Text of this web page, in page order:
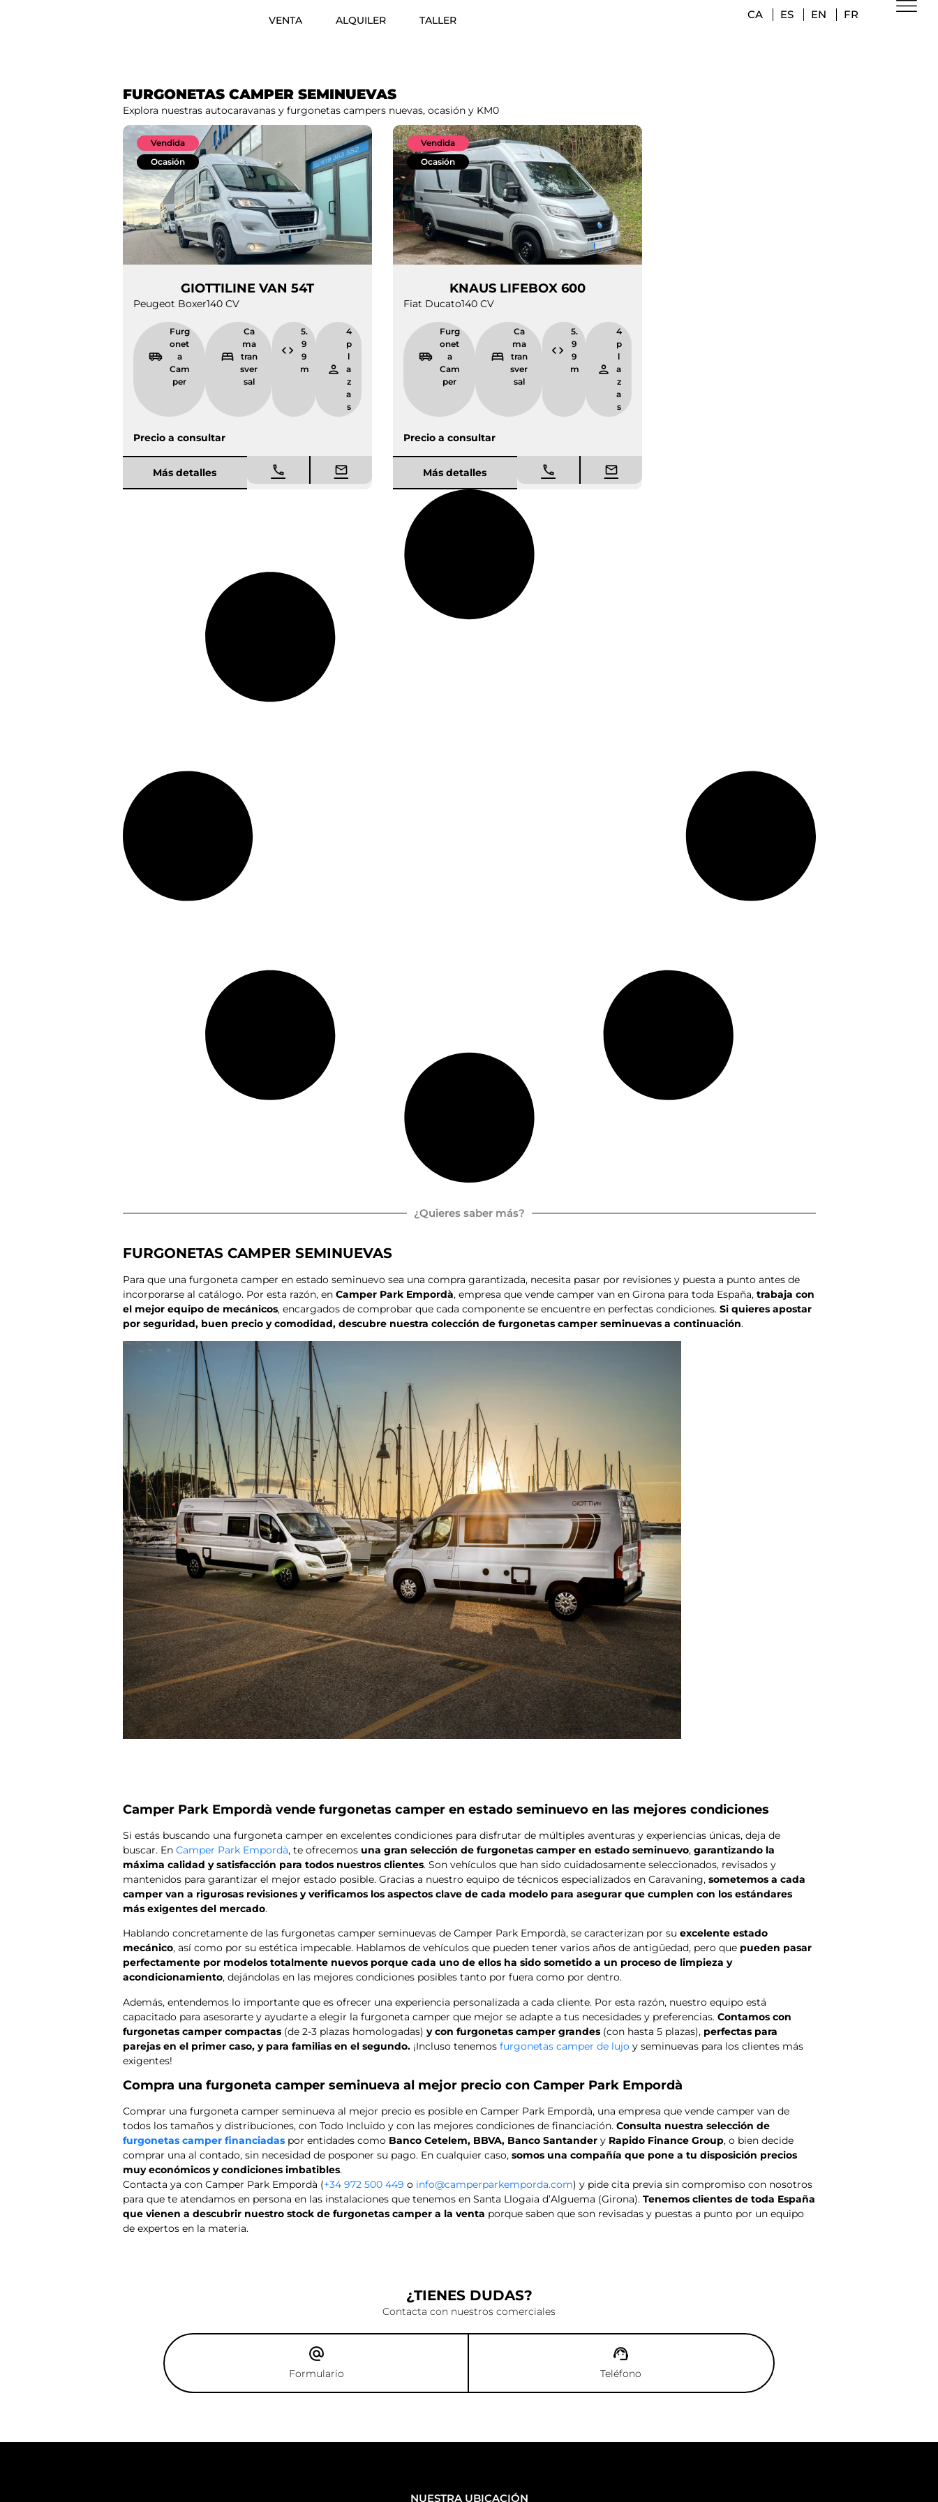
VENTA ALQUILER TALLER CA ES EN FR
FURGONETAS CAMPER SEMINUEVAS
Explora nuestras autocaravanas y furgonetas campers nuevas, ocasión y KM0
Vendida
Ocasión
GIOTTILINE VAN 54T
Peugeot Boxer140 CV
Furg
onet
a
Cam
per
Ca
ma
tran
sver
sal
5.
9
9
m
4
p
l
a
z
a
s
Precio a consultar
Más detalles
Vendida
Ocasión
KNAUS LIFEBOX 600
Fiat Ducato140 CV
Furg
onet
a
Cam
per
Ca
ma
tran
sver
sal
5.
9
9
m
4
p
l
a
z
a
s
Precio a consultar
Más detalles
¿Quieres saber más?
FURGONETAS CAMPER SEMINUEVAS
Para que una furgoneta camper en estado seminuevo sea una compra garantizada, necesita pasar por revisiones y puesta a punto antes de
incorporarse al catálogo. Por esta razón, en Camper Park Empordà, empresa que vende camper van en Girona para toda España, trabaja con
el mejor equipo de mecánicos, encargados de comprobar que cada componente se encuentre en perfectas condiciones. Si quieres apostar
por seguridad, buen precio y comodidad, descubre nuestra colección de furgonetas camper seminuevas a continuación.
Camper Park Empordà vende furgonetas camper en estado seminuevo en las mejores condiciones
Si estás buscando una furgoneta camper en excelentes condiciones para disfrutar de múltiples aventuras y experiencias únicas, deja de
buscar. En Camper Park Empordà, te ofrecemos una gran selección de furgonetas camper en estado seminuevo, garantizando la
máxima calidad y satisfacción para todos nuestros clientes. Son vehículos que han sido cuidadosamente seleccionados, revisados y
mantenidos para garantizar el mejor estado posible. Gracias a nuestro equipo de técnicos especializados en Caravaning, sometemos a cada
camper van a rigurosas revisiones y verificamos los aspectos clave de cada modelo para asegurar que cumplen con los estándares
más exigentes del mercado.
Hablando concretamente de las furgonetas camper seminuevas de Camper Park Empordà, se caracterizan por su excelente estado
mecánico, así como por su estética impecable. Hablamos de vehículos que pueden tener varios años de antigüedad, pero que pueden pasar
perfectamente por modelos totalmente nuevos porque cada uno de ellos ha sido sometido a un proceso de limpieza y
acondicionamiento, dejándolas en las mejores condiciones posibles tanto por fuera como por dentro.
Además, entendemos lo importante que es ofrecer una experiencia personalizada a cada cliente. Por esta razón, nuestro equipo está
capacitado para asesorarte y ayudarte a elegir la furgoneta camper que mejor se adapte a tus necesidades y preferencias. Contamos con
furgonetas camper compactas(de 2-3 plazas homologadas) y con furgonetas camper grandes(con hasta 5 plazas), perfectas para
parejas en el primer caso, y para familias en el segundo. ¡Incluso tenemos furgonetas camper de lujoy seminuevas para los clientes más
exigentes!
Compra una furgoneta camper seminueva al mejor precio con Camper Park Empordà
Comprar una furgoneta camper seminueva al mejor precio es posible en Camper Park Empordà, una empresa que vende camper van de
todos los tamaños y distribuciones, con Todo Incluido y con las mejores condiciones de financiación. Consulta nuestra selección de
furgonetas camper financiadaspor entidades como Banco Cetelem, BBVA, Banco Santandery Rapido Finance Group, o bien decide
comprar una al contado, sin necesidad de posponer su pago. En cualquier caso, somos una compañía que pone a tu disposición precios
muy económicos y condiciones imbatibles.
Contacta ya con Camper Park Empordà (+34 972 500 449 o info@camperparkemporda.com) y pide cita previa sin compromiso con nosotros
para que te atendamos en persona en las instalaciones que tenemos en Santa Llogaia d’Alguema (Girona). Tenemos clientes de toda España
que vienen a descubrir nuestro stock de furgonetas camper a la venta porque saben que son revisadas y puestas a punto por un equipo
de expertos en la materia.
¿TIENES DUDAS?
Contacta con nuestros comerciales
Formulario Teléfono
NUESTRA UBICACIÓN